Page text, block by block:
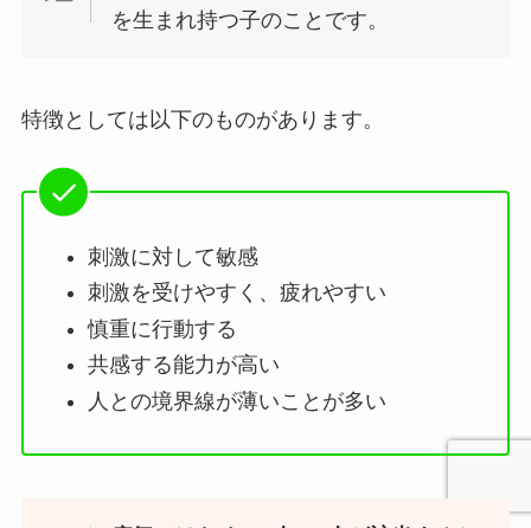
を生まれ持つ子のことです。
特徴としては以下のものがあります。
刺激に対して敏感
刺激を受けやすく、疲れやすい
慎重に行動する
共感する能力が高い
人との境界線が薄いことが多い